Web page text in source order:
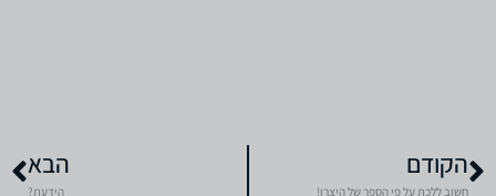
הקודם
חשוב ללכת על פי הספר של היצרן!
הבא
הידעת?